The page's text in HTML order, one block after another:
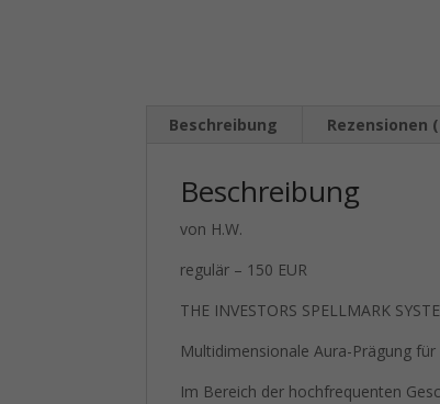
Beschreibung Rezensionen
Beschreibung
von H.W.
regulär – 150 EUR
THE INVESTORS SPELLMARK
Multidimensionale Aura-Prägung
Im Bereich der hochfrequenten